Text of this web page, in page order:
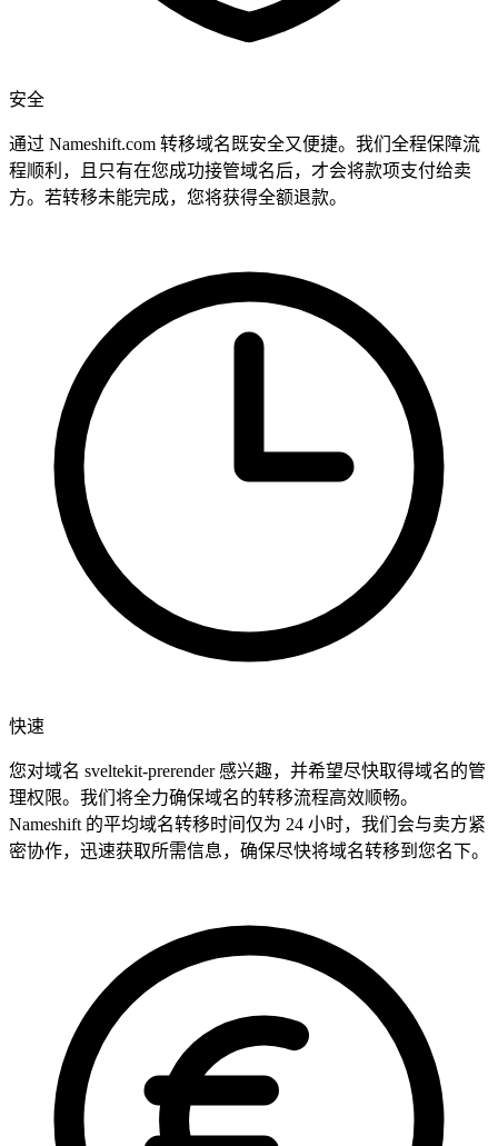
安全
通过 Nameshift.com 转移域名既安全又便捷。我们全程保障流
程顺利，且只有在您成功接管域名后，才会将款项支付给卖
方。若转移未能完成，您将获得全额退款。
快速
您对域名 sveltekit-prerender 感兴趣，并希望尽快取得域名的管
理权限。我们将全力确保域名的转移流程高效顺畅。
Nameshift 的平均域名转移时间仅为 24 小时，我们会与卖方紧
密协作，迅速获取所需信息，确保尽快将域名转移到您名下。